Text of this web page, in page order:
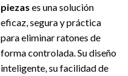
piezas es una solución
eficaz, segura y práctica
para eliminar ratones de
forma controlada. Su diseño
inteligente, su facilidad de